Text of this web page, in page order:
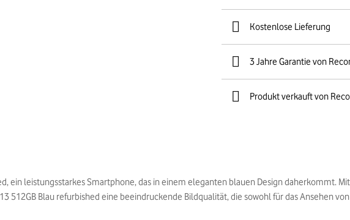
Kostenlose Lieferung
3 Jahre Garantie von
Produkt verkauft von
ein leistungsstarkes Smartphone, das in einem eleganten blauen Design daherkommt.
512GB Blau refurbished eine beeindruckende Bildqualität, die sowohl für das Ansehen